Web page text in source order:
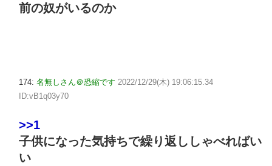
前の奴がいるのか
174: 名無しさん＠恐縮です 2022/12/29(木) 19:06:15.34
ID:vB1q03y70
>>1
子供になった気持ちで繰り返ししゃべればい
い